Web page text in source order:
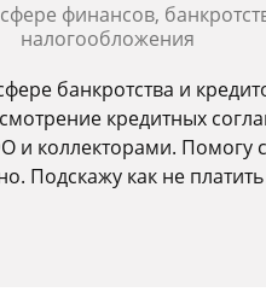
финансов,
налогообложения
банкротства и
кредитных
и коллекторами. Помогу
Подскажу как не